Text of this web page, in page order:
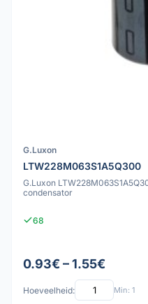
G.Luxon
LTW228M063S1A5Q300
G.Luxon
condensator
68
0.93€ – 1.55€
Hoeveelheid: Min: 1